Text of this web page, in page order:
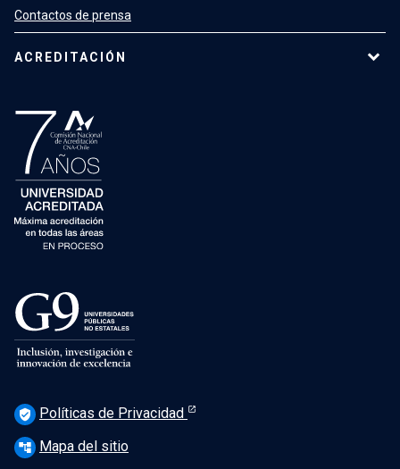
Contactos de prensa
ACREDITACIÓN
verified_user Políticas de Privacidad
account_tree Mapa del sitio